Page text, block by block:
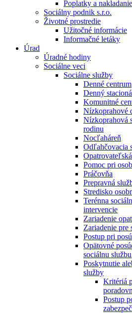
Poplatky a
Sociálny podnik s.r.o.
Životné prostredie
Užitočné informácie
Informačné letáky
Úrad
Úradné hodiny
Sociálne veci
Sociálne služby
Denné centrum
Denný
Komunitné
Nízkoprahové
Nízkoprahová
rodinu
Nocľaháreň
Odľahčovacia
Pomoc pri
Práčovňa
Prepravná
Stredisko
Terénna
intervencie
Zariadenie
Zariadenie pre
Postup pri
Opätovné
sociálnu službu
Poskytnutie
služby
Kritériá
Postup